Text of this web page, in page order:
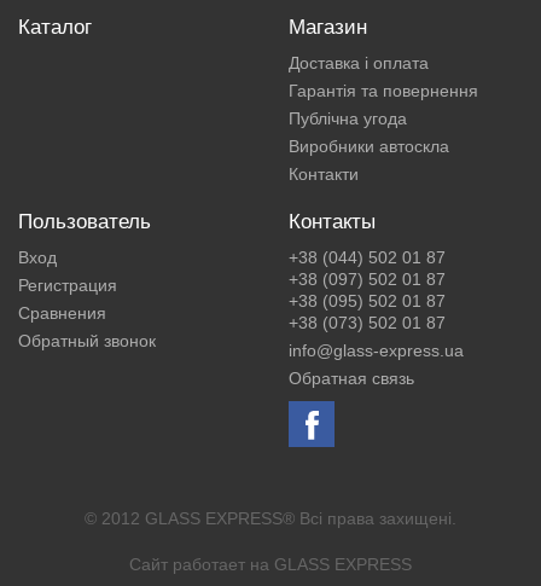
Каталог Магазин
Доставка і оплата
Гарантія та повернення
Публічна угода
Виробники автоскла
Контакти
Пользователь
Вход
Регистрация
Сравнения
Обратный звонок
Контакты
+38 (044) 502 01 87
+38 (097) 502 01 87
+38 (095) 502 01 87
+38 (073) 502 01 87
info@glass-express.ua
Обратная связь
© 2012 GLASS EXPRESS® Всі права захищені.
Сайт работает на GLASS EXPRESS